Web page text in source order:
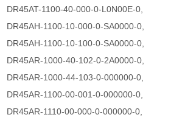
DR45AT-1100-40-000-0-L0N00E-0,
DR45AH-1100-10-000-0-SA0000-0,
DR45AH-1100-10-100-0-SA0000-0,
DR45AR-1000-40-102-0-2A0000-0,
DR45AR-1000-44-103-0-000000-0,
DR45AR-1100-00-001-0-000000-0,
DR45AR-1110-00-000-0-000000-0,